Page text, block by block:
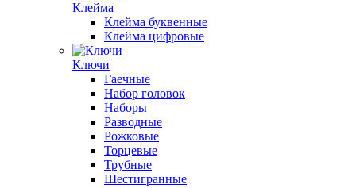
Клейма
Клейма буквенные
Клейма цифровые
Ключи
Гаечные
Набор головок
Наборы
Разводные
Рожковые
Торцевые
Трубные
Шестигранные